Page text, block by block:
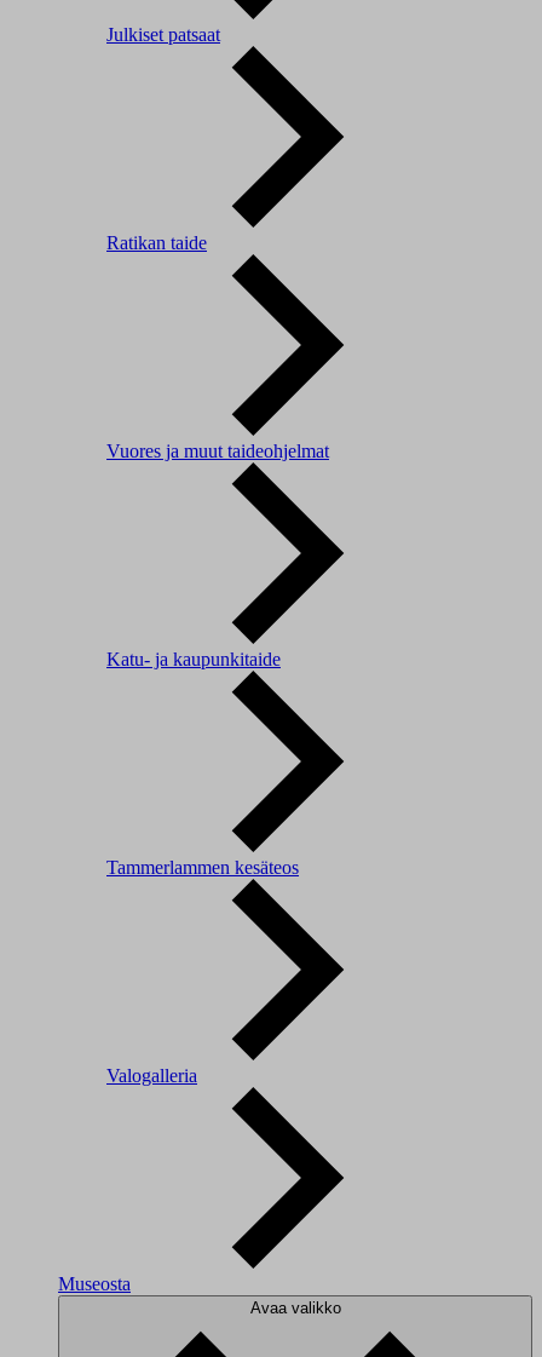
Julkiset patsaat
Ratikan taide
Vuores ja muut taideohjelmat
Katu- ja kaupunkitaide
Tammerlammen kesäteos
Valogalleria
Museosta
Avaa valikko